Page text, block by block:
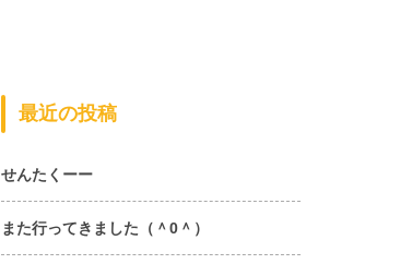
最近の投稿
せんたくーー
また行ってきました（＾0＾）